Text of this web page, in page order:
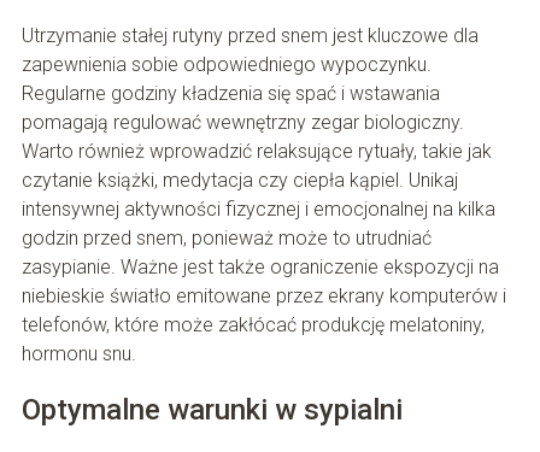
Utrzymanie stałej rutyny przed snem jest kluczowe dla
zapewnienia sobie odpowiedniego wypoczynku.
Regularne godziny kładzenia się spać i wstawania
pomagają regulować wewnętrzny zegar biologiczny.
Warto również wprowadzić relaksujące rytuały, takie jak
czytanie książki, medytacja czy ciepła kąpiel. Unikaj
intensywnej aktywności fizycznej i emocjonalnej na kilka
godzin przed snem, ponieważ może to utrudniać
zasypianie. Ważne jest także ograniczenie ekspozycji na
niebieskie światło emitowane przez ekrany komputerów i
telefonów, które może zakłócać produkcję melatoniny,
hormonu snu.
Optymalne warunki w sypialni